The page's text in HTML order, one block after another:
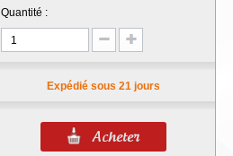
Quantité :
Expédié sous 21 jours